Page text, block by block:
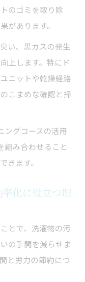
視すべきポイ
の保証内容を
ニング実践ポイ
ル予防に効果
のゴミを取り除
があります。
い、黒カスの発生
上します。特にド
ニットや乾燥経路
こまめな確認と掃
ングコースの活用
組み合わせること
きます。
化に役立つ理
とで、洗濯物の汚
の手間を減らせま
と労力の節約につ